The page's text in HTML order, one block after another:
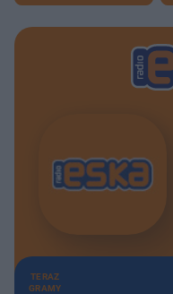
TERAZ
GRAMY